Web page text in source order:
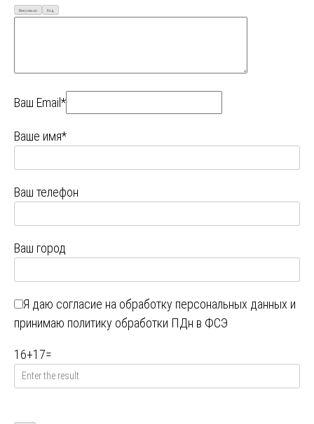
Визуально Код
Ваш Email*
Ваше имя*
Ваш телефон
Ваш город
Я даю согласие на обработку персональных данных и
принимаю политику обработки ПДн в ФСЭ
16+17=